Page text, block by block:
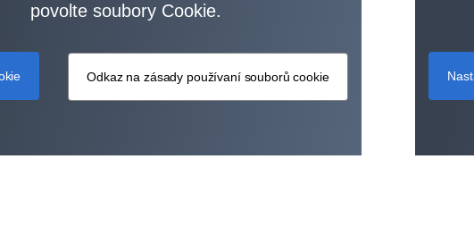
povolte soubory Cookie.
Odkaz na zásady používaní souborů cookie